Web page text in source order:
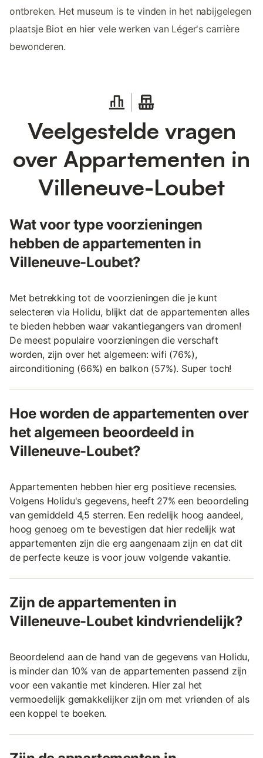
ontbreken. Het museum is te vinden in het nabijgelegen
plaatsje Biot en hier vele werken van Léger's carrière
bewonderen.
Veelgestelde vragen
over Appartementen in
Villeneuve-Loubet
Wat voor type voorzieningen
hebben de appartementen in
Villeneuve-Loubet?
Met betrekking tot de voorzieningen die je kunt
selecteren via Holidu, blijkt dat de appartementen alles
te bieden hebben waar vakantiegangers van dromen!
De meest populaire voorzieningen die verschaft
worden, zijn over het algemeen: wifi (76%),
airconditioning (66%) en balkon (57%). Super toch!
Hoe worden de appartementen over
het algemeen beoordeeld in
Villeneuve-Loubet?
Appartementen hebben hier erg positieve recensies.
Volgens Holidu's gegevens, heeft 27% een beoordeling
van gemiddeld 4,5 sterren. Een redelijk hoog aandeel,
hoog genoeg om te bevestigen dat hier redelijk wat
appartementen zijn die erg aangenaam zijn en dat dit
de perfecte keuze is voor jouw volgende vakantie.
Zijn de appartementen in
Villeneuve-Loubet kindvriendelijk?
Beoordelend aan de hand van de gegevens van Holidu,
is minder dan 10% van de appartementen passend zijn
voor een vakantie met kinderen. Hier zal het
vermoedelijk gemakkelijker zijn om met vrienden of als
een koppel te boeken.